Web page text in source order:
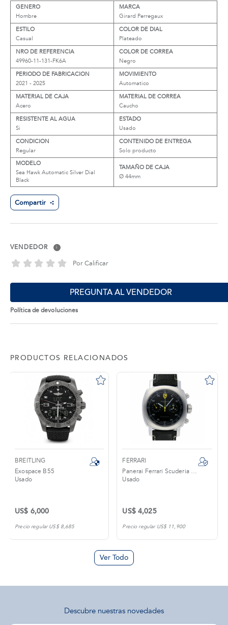
GENERO
Hombre
MARCA
Girard Perregaux
ESTILO
Casual
COLOR DE DIAL
Plateado
NRO DE REFERENCIA
49960-11-131-FK6A
COLOR DE CORREA
Negro
PERIODO DE FABRICACION
2021 - 2025
MOVIMIENTO
Automatico
MATERIAL DE CAJA
Acero
MATERIAL DE CORREA
Caucho
RESISTENTE AL AGUA
Si
ESTADO
Usado
CONDICION
Regular
CONTENIDO DE ENTREGA
Solo producto
MODELO
Sea Hawk Automatic Silver Dial
Black
TAMAÑO DE CAJA
Ø 44mm
Compartir
VENDEDOR i
Por Calificar
PREGUNTA AL VENDEDOR
Política de devoluciones
PRODUCTOS RELACIONADOS
BREITLING
Exospace B55
Usado
US$ 6,000
Precio regular US$ 8,685
FERRARI
Panerai Ferrari Scuderia Flyback
Usado
US$ 4,025
Precio regular US$ 11,900
Ver Todo
Descubre nuestras novedades